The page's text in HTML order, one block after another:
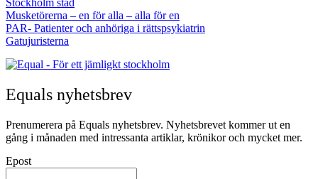
Stockholm stad
Musketörerna – en för alla – alla för en
PAR- Patienter och anhöriga i rättspsykiatrin
Gatujuristerna
Equals nyhetsbrev
Prenumerera på Equals nyhetsbrev. Nyhetsbrevet kommer ut en
gång i månaden med intressanta artiklar, krönikor och mycket mer.
Epost